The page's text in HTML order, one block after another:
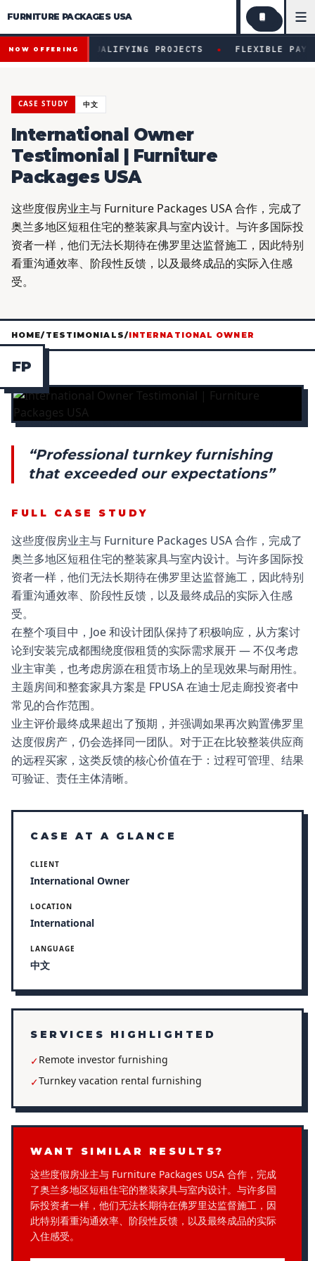
FP
FURNITURE PACKAGES USA
Financing available for qualifying projects · Flexible
NOW OFFERINGFOR QUALIFYING PROJECTS FLEXIBLE
CASE STUDY 中文
International Owner
Testimonial | Furniture
Packages USA
这些度假房业主与 Furniture Packages USA 合作，完成了
奥兰多地区短租住宅的整装家具与室内设计。与许多国际投
资者一样，他们无法长期待在佛罗里达监督施工，因此特别
看重沟通效率、阶段性反馈，以及最终成品的实际入住感
受。
HOME/TESTIMONIALS/INTERNATIONAL OWNER
“Professional turnkey furnishing
that exceeded our expectations”
FULL CASE STUDY
这些度假房业主与 Furniture Packages USA 合作，完成了
奥兰多地区短租住宅的整装家具与室内设计。与许多国际投
资者一样，他们无法长期待在佛罗里达监督施工，因此特别
看重沟通效率、阶段性反馈，以及最终成品的实际入住感
受。
在整个项目中，Joe 和设计团队保持了积极响应，从方案讨
论到安装完成都围绕度假租赁的实际需求展开 — 不仅考虑
业主审美，也考虑房源在租赁市场上的呈现效果与耐用性。
主题房间和整套家具方案是 FPUSA 在迪士尼走廊投资者中
常见的合作范围。
业主评价最终成果超出了预期，并强调如果再次购置佛罗里
达度假房产，仍会选择同一团队。对于正在比较整装供应商
的远程买家，这类反馈的核心价值在于：过程可管理、结果
可验证、责任主体清晰。
CASE AT A GLANCE
CLIENT
International Owner
LOCATION
International
LANGUAGE
中文
SERVICES HIGHLIGHTED
✓Remote investor furnishing
✓Turnkey vacation rental furnishing
WANT SIMILAR RESULTS?
这些度假房业主与 Furniture Packages USA 合作，完成
了奥兰多地区短租住宅的整装家具与室内设计。与许多国
际投资者一样，他们无法长期待在佛罗里达监督施工，因
此特别看重沟通效率、阶段性反馈，以及最终成品的实际
入住感受。